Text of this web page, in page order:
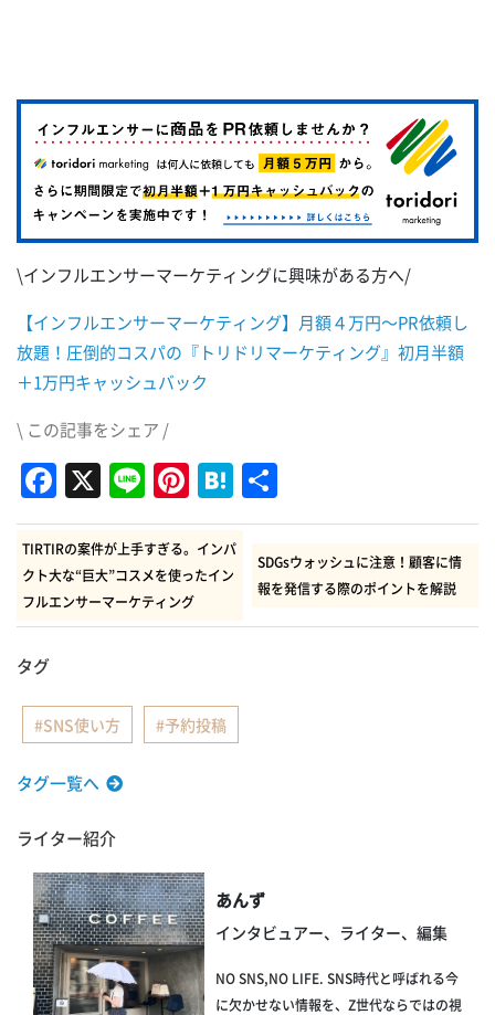
\インフルエンサーマーケティングに興味がある方へ/
【インフルエンサーマーケティング】月額４万円～PR依頼し
放題！圧倒的コスパの『トリドリマーケティング』初月半額
＋1万円キャッシュバック
\ この記事をシェア /
Facebook
X LinePinterest
Hatena
有
TIRTIRの案件が上手すぎる。インパ
クト大な“巨大”コスメを使ったイン
フルエンサーマーケティング
SDGsウォッシュに注意！顧客に情
報を発信する際のポイントを解説
タグ
SNS使い方 予約投稿
タグ一覧へ
ライター紹介
あんず
インタビュアー、ライター、編集
NO SNS,NO LIFE. SNS時代と呼ばれる今
に欠かせない情報を、Z世代ならではの視